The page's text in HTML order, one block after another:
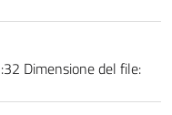
Dimensione del file: